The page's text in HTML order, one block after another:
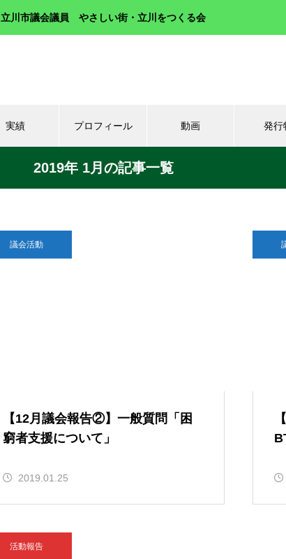
立川市議会議員 やさしい街・立川をつくる会
実績 プロフィール 動画 発行
2019年 1月の記事一覧
議会活動
【12月議会報告②】一般質問「困
窮者支援について」
2019.01.25
活動報告